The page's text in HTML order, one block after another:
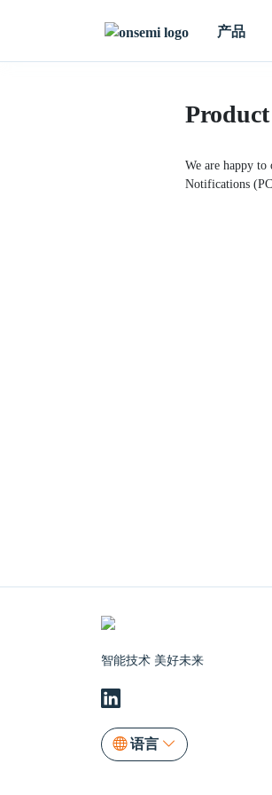
产品
We are happy
Notifications
智能技术 美好未来
语言